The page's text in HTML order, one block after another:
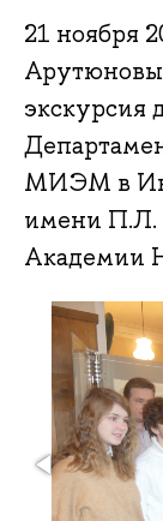
21 ноября
экскурсия
МИЭМ в
имени П.Л.
Академии